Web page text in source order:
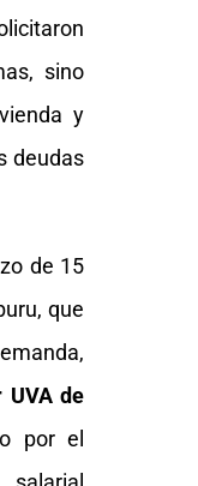
sino
y
deudas
de 15
que
de
o por el